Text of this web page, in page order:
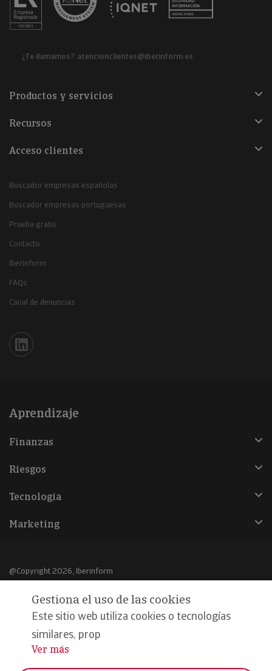
¿Te llamamos? atencionclientes@iberinform.es
Productos y servicios
Recursos
Acceso clientes
Buscador empresas españolas
Buscador empresas portuguesas
Prueba gratis
Contacto
Iberinform
FAQs
Canal de denuncias
Iberinform en Linkedin
Aprendizaje
Finanzas
Riesgos
Tecnología
Marketing
@Copyright 2026, Iberinform
Aviso legal
Política de cookies
Declaración de privacidad
Gestiona el uso de las cookies
Este sitio web utiliza cookies o tecnologías
similares, prop
...
Ver más